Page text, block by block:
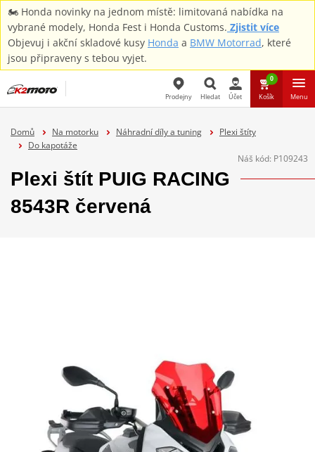
🏍️ Honda novinky na jednom místě: limitovaná nabídka na
vybrané modely, Honda Fest i Honda Customs. Zjistit více
Objevuj i akční skladové kusy Honda a BMW Motorrad, které
jsou připraveny s tebou vyjet.
Prodejny Hledat Účet
0
Košík Menu
Domů Na motorku Náhradní díly a tuning
Plexi štíty
Do kapotáže
Náš kód: P109243
Plexi štít PUIG RACING
8543R červená